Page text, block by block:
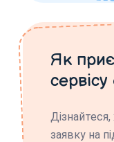
Як
заявку на